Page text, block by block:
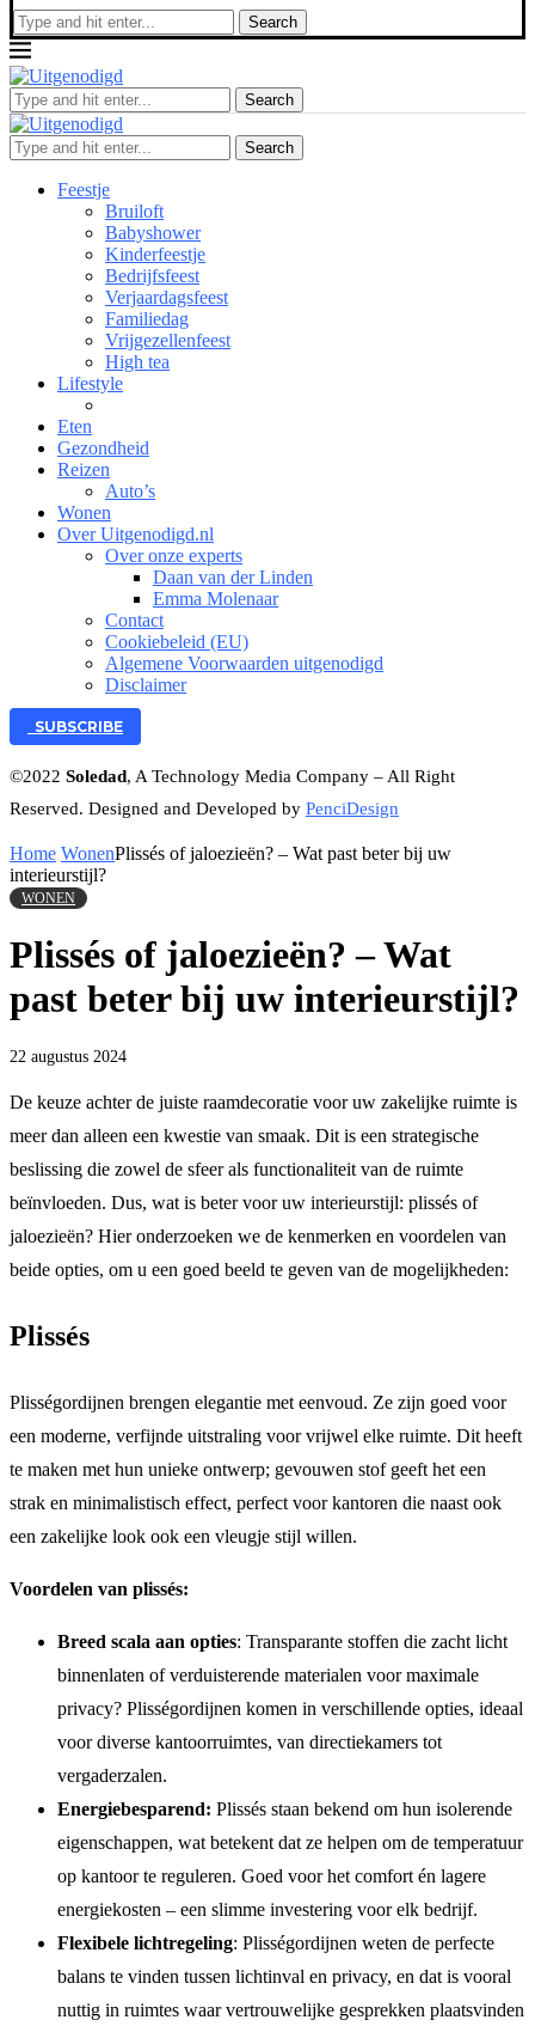
Search
Search
Search
Feestje
Bruiloft
Babyshower
Kinderfeestje
Bedrijfsfeest
Verjaardagsfeest
Familiedag
Vrijgezellenfeest
High tea
Lifestyle
Eten
Gezondheid
Reizen
Auto’s
Wonen
Over Uitgenodigd.nl
Over onze experts
Daan van der Linden
Emma Molenaar
Contact
Cookiebeleid (EU)
Algemene Voorwaarden uitgenodigd
Disclaimer
SUBSCRIBE
©2022 Soledad, A Technology Media Company – All Right
Reserved. Designed and Developed by PenciDesign
Home WonenPlissés of jaloezieën? – Wat past beter bij uw
interieurstijl?
WONEN
Plissés of jaloezieën? – Wat
past beter bij uw interieurstijl?
22 augustus 2024
De keuze achter de juiste raamdecoratie voor uw zakelijke ruimte is
meer dan alleen een kwestie van smaak. Dit is een strategische
beslissing die zowel de sfeer als functionaliteit van de ruimte
beïnvloeden. Dus, wat is beter voor uw interieurstijl: plissés of
jaloezieën? Hier onderzoeken we de kenmerken en voordelen van
beide opties, om u een goed beeld te geven van de mogelijkheden:
Plissés
Plisségordijnen brengen elegantie met eenvoud. Ze zijn goed voor
een moderne, verfijnde uitstraling voor vrijwel elke ruimte. Dit heeft
te maken met hun unieke ontwerp; gevouwen stof geeft het een
strak en minimalistisch effect, perfect voor kantoren die naast ook
een zakelijke look ook een vleugje stijl willen.
Voordelen van plissés:
Breed scala aan opties: Transparante stoffen die zacht licht
binnenlaten of verduisterende materialen voor maximale
privacy? Plisségordijnen komen in verschillende opties, ideaal
voor diverse kantoorruimtes, van directiekamers tot
vergaderzalen.
Energiebesparend: Plissés staan bekend om hun isolerende
eigenschappen, wat betekent dat ze helpen om de temperatuur
op kantoor te reguleren. Goed voor het comfort én lagere
energiekosten – een slimme investering voor elk bedrijf.
Flexibele lichtregeling: Plisségordijnen weten de perfecte
balans te vinden tussen lichtinval en privacy, en dat is vooral
nuttig in ruimtes waar vertrouwelijke gesprekken plaatsvinden